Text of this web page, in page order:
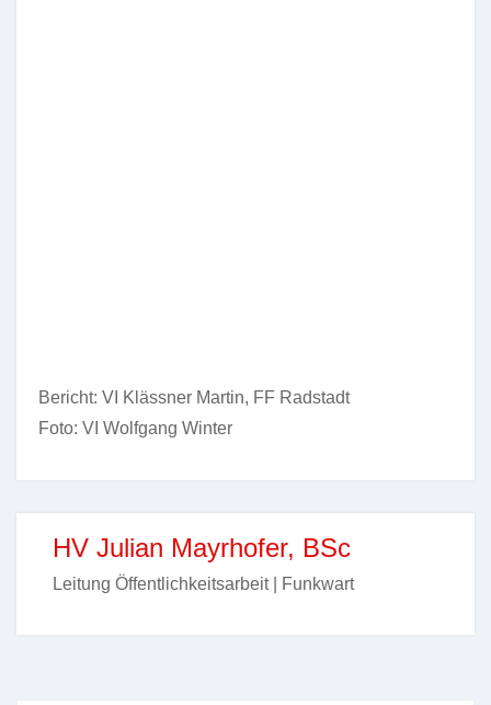
Bericht: VI Klässner Martin, FF Radstadt
Foto: VI Wolfgang Winter
HV Julian Mayrhofer, BSc
Leitung Öffentlichkeitsarbeit | Funkwart